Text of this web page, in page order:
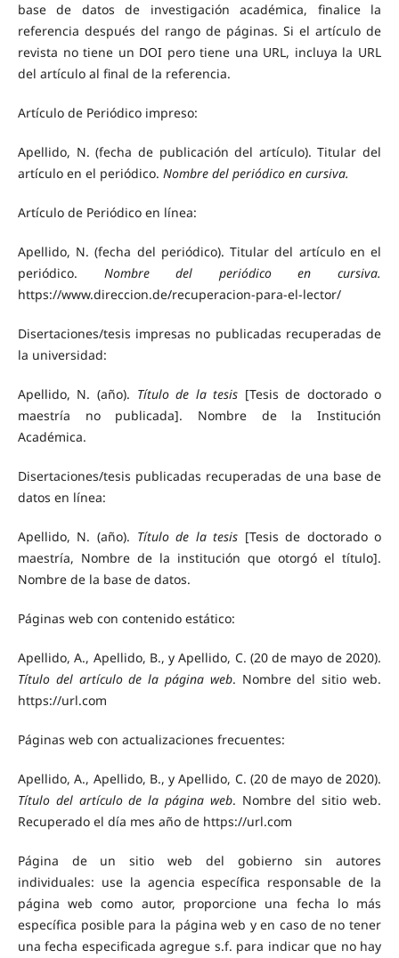
base de datos de investigación académica, finalice la
referencia después del rango de páginas. Si el artículo de
revista no tiene un DOI pero tiene una URL, incluya la URL
del artículo al final de la referencia.
Artículo de Periódico impreso:
Apellido, N. (fecha de publicación del artículo). Titular del
artículo en el periódico. Nombre del periódico en cursiva.
Artículo de Periódico en línea:
Apellido, N. (fecha del periódico). Titular del artículo en el
periódico. Nombre del periódico en cursiva.
https://www.direccion.de/recuperacion-para-el-lector/
Disertaciones/tesis impresas no publicadas recuperadas de
la universidad:
Apellido, N. (año). Título de la tesis [Tesis de doctorado o
maestría no publicada]. Nombre de la Institución
Académica.
Disertaciones/tesis publicadas recuperadas de una base de
datos en línea:
Apellido, N. (año). Título de la tesis [Tesis de doctorado o
maestría, Nombre de la institución que otorgó el título].
Nombre de la base de datos.
Páginas web con contenido estático:
Apellido, A., Apellido, B., y Apellido, C. (20 de mayo de 2020).
Título del artículo de la página web. Nombre del sitio web.
https://url.com
Páginas web con actualizaciones frecuentes:
Apellido, A., Apellido, B., y Apellido, C. (20 de mayo de 2020).
Título del artículo de la página web. Nombre del sitio web.
Recuperado el día mes año de https://url.com
Página de un sitio web del gobierno sin autores
individuales: use la agencia específica responsable de la
página web como autor, proporcione una fecha lo más
específica posible para la página web y en caso de no tener
una fecha especificada agregue s.f. para indicar que no hay